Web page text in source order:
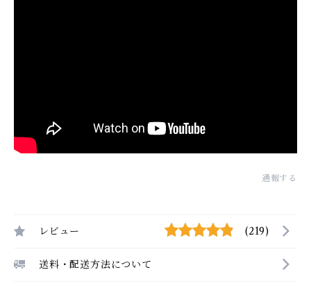
通報する
レビュー (219)
送料・配送方法について